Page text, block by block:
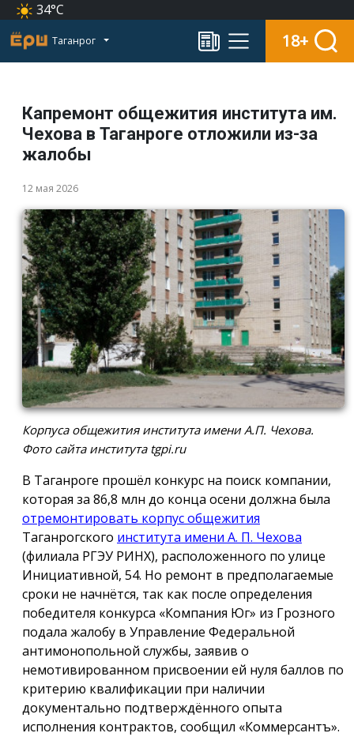
34°C
Таганрог 18+
Капремонт общежития института им.
Чехова в Таганроге отложили из-за
жалобы
12 мая 2026
Корпуса общежития института имени А.П. Чехова.
Фото сайта института tgpi.ru
В Таганроге прошёл конкурс на поиск компании,
которая за 86,8 млн до конца осени должна была
отремонтировать корпус общежития
Таганрогского института имени А. П. Чехова
(филиала РГЭУ РИНХ), расположенного по улице
Инициативной, 54. Но ремонт в предполагаемые
сроки не начнётся, так как после определения
победителя конкурса «Компания Юг» из Грозного
подала жалобу в Управление Федеральной
антимонопольной службы, заявив о
немотивированном присвоении ей нуля баллов по
критерию квалификации при наличии
документально подтверждённого опыта
исполнения контрактов, сообщил «Коммерсантъ».